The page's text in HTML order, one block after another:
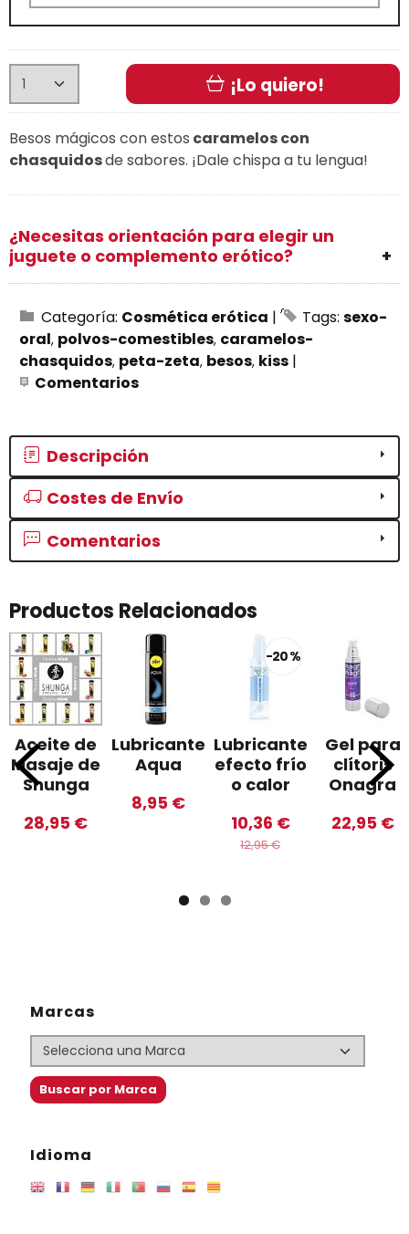
Marcas
Idioma
¡Lo quiero!
Besos mágicos con estos caramelos con
chasquidosde sabores. ¡Dale chispa a tu lengua!
¿Necesitas orientación para elegir un
juguete o complemento erótico?
Categoría: Cosmética erótica | Tags: sexo-
oral polvos-comestibles caramelos-
chasquidos peta-zeta besos kiss |
Comentarios
Descripción
Costes de Envío
Comentarios
Productos Relacionados
Aceite de
Masaje de
Shunga
28,95 €
Lubricante
Aqua
8,95 €
-20 %
Lubricante
efecto frío
o calor
10,36 €
12,95 €
Gel para
clítoris
Onagra
22,95 €